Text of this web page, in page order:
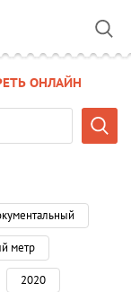
ОНЛАЙН
метр
2020